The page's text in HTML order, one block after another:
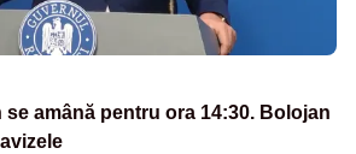
amână pentru ora 14:30. Bolojan